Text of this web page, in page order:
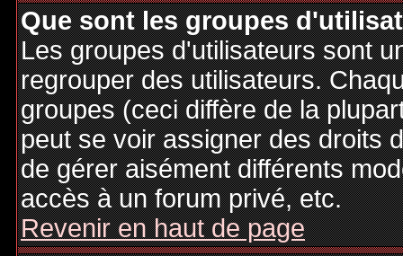
Que sont les groupes
Les groupes d'utilisateurs sont
regrouper des utilisateurs.
groupes (ceci diffère de la
peut se voir assigner des droits
de gérer aisément différents
accès à un forum privé, etc.
Revenir en haut de page